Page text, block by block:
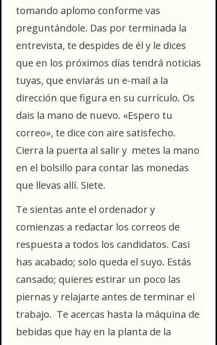
tomando aplomo conforme vas
preguntándole. Das por terminada la
entrevista, te despides de él y le dices
que en los próximos días tendrá noticias
tuyas, que enviarás un e-mail a la
dirección que figura en su currículo. Os
dais la mano de nuevo. «Espero tu
correo», te dice con aire satisfecho.
Cierra la puerta al salir y metes la mano
en el bolsillo para contar las monedas
que llevas allí. Siete.
Te sientas ante el ordenador y
comienzas a redactar los correos de
respuesta a todos los candidatos. Casi
has acabado; solo queda el suyo. Estás
cansado; quieres estirar un poco las
piernas y relajarte antes de terminar el
trabajo. Te acercas hasta la máquina de
bebidas que hay en la planta de la